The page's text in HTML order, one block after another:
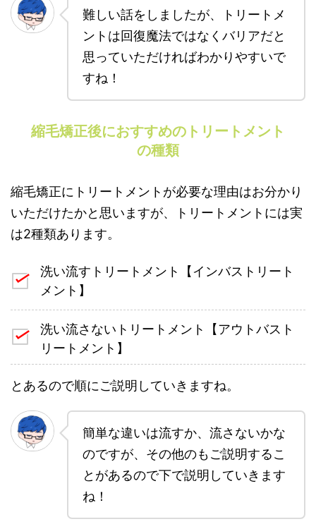
難しい話をしましたが、トリートメ
ントは回復魔法ではなくバリアだと
思っていただければわかりやすいで
すね！
縮毛矯正後におすすめのトリートメント
の種類
縮毛矯正にトリートメントが必要な理由はお分かり
いただけたかと思いますが、トリートメントには実
は2種類あります。
洗い流すトリートメント【インバストリート
メント】
洗い流さないトリートメント【アウトバスト
リートメント】
とあるので順にご説明していきますね。
簡単な違いは流すか、流さないかな
のですが、その他のもご説明するこ
とがあるので下で説明していきます
ね！